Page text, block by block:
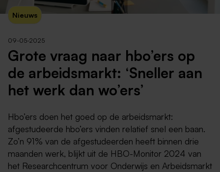
Nieuws
09-05-2025
Grote vraag naar hbo’ers op
de arbeidsmarkt: ‘Sneller aan
het werk dan wo’ers’
Hbo’ers doen het goed op de arbeidsmarkt:
afgestudeerde hbo’ers vinden relatief snel een baan.
Zo’n 91% van de afgestudeerden heeft binnen drie
maanden werk, blijkt uit de HBO-Monitor 2024 van
het Researchcentrum voor Onderwijs en Arbeidsmarkt